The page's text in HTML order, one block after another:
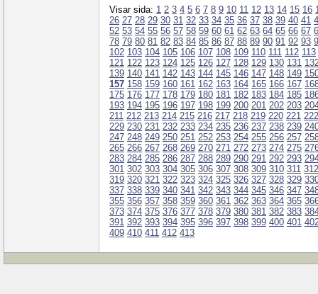
Visar sida: 1 2 3 4 5 6 7 8 9 10 11 12 13 14 15 16
26 27 28 29 30 31 32 33 34 35 36 37 38 39 40 41
52 53 54 55 56 57 58 59 60 61 62 63 64 65 66 67
78 79 80 81 82 83 84 85 86 87 88 89 90 91 92 93
102 103 104 105 106 107 108 109 110 111 112 113
121 122 123 124 125 126 127 128 129 130 131
139 140 141 142 143 144 145 146 147 148 149
157 158 159 160 161 162 163 164 165 166 167
175 176 177 178 179 180 181 182 183 184 185
193 194 195 196 197 198 199 200 201 202 203
211 212 213 214 215 216 217 218 219 220 221 222
229 230 231 232 233 234 235 236 237 238 239
247 248 249 250 251 252 253 254 255 256 257
265 266 267 268 269 270 271 272 273 274 275
283 284 285 286 287 288 289 290 291 292 293
301 302 303 304 305 306 307 308 309 310 311 312
319 320 321 322 323 324 325 326 327 328 329
337 338 339 340 341 342 343 344 345 346 347
355 356 357 358 359 360 361 362 363 364 365
373 374 375 376 377 378 379 380 381 382 383
391 392 393 394 395 396 397 398 399 400 401
409 410 411 412 413